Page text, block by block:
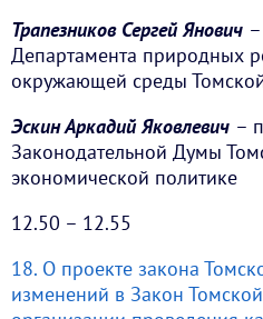
Трапезников Сергей Янович
Департамента природных
окружающей среды
Эскин Аркадий Яковлевич –
Законодательной Думы
экономической политике
12.50 – 12.55
18. О проекте закона
изменений в Закон